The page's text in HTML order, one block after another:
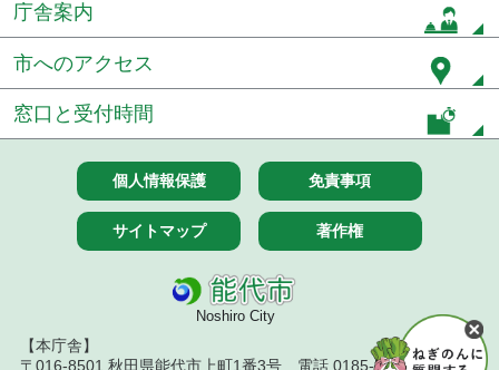
庁舎案内
市へのアクセス
窓口と受付時間
個人情報保護 免責事項
サイトマップ 著作権
Noshiro City
【本庁舎】
〒016-8501 秋田県能代市上町1番3号 電話 0185-52-2111